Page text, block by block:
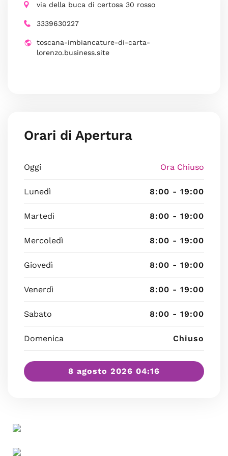
via della buca di certosa 30 rosso
3339630227
toscana-imbiancature-di-carta-
lorenzo.business.site
Orari di Apertura
Oggi Ora Chiuso
Lunedì 8:00 - 19:00
Martedì 8:00 - 19:00
Mercoledì 8:00 - 19:00
Giovedì 8:00 - 19:00
Venerdì 8:00 - 19:00
Sabato 8:00 - 19:00
Domenica Chiuso
8 agosto 2026 04:16